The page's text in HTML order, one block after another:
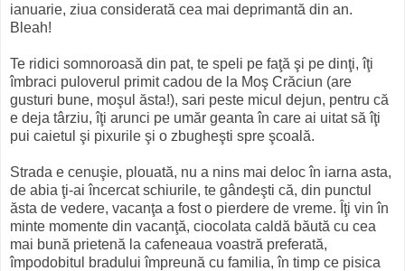
ianuarie, ziua considerată cea mai deprimantă din an.
Bleah!
Te ridici somnoroasă din pat, te speli pe faţă şi pe dinţi, îţi
îmbraci puloverul primit cadou de la Moş Crăciun (are
gusturi bune, moşul ăsta!), sari peste micul dejun, pentru că
e deja târziu, îţi arunci pe umăr geanta în care ai uitat să îţi
pui caietul şi pixurile şi o zbugheşti spre şcoală.
Strada e cenuşie, plouată, nu a nins mai deloc în iarna asta,
de abia ţi-ai încercat schiurile, te gândeşti că, din punctul
ăsta de vedere, vacanţa a fost o pierdere de vreme. Îţi vin în
minte momente din vacanţă, ciocolata caldă băută cu cea
mai bună prietenă la cafeneaua voastră preferată,
împodobitul bradului împreună cu familia, în timp ce pisica